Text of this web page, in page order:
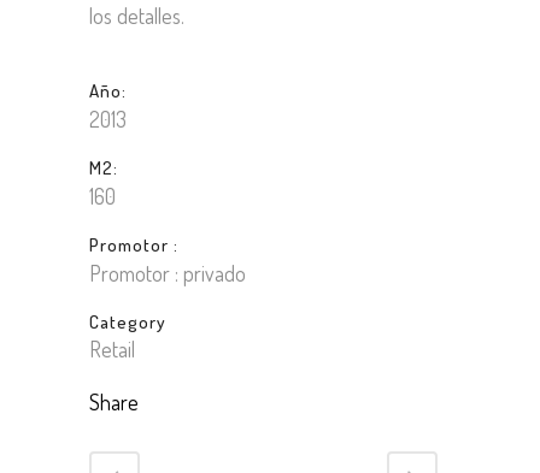
los detalles.
Año:
2013
M2:
160
Promotor :
Promotor : privado
Category
Retail
Share